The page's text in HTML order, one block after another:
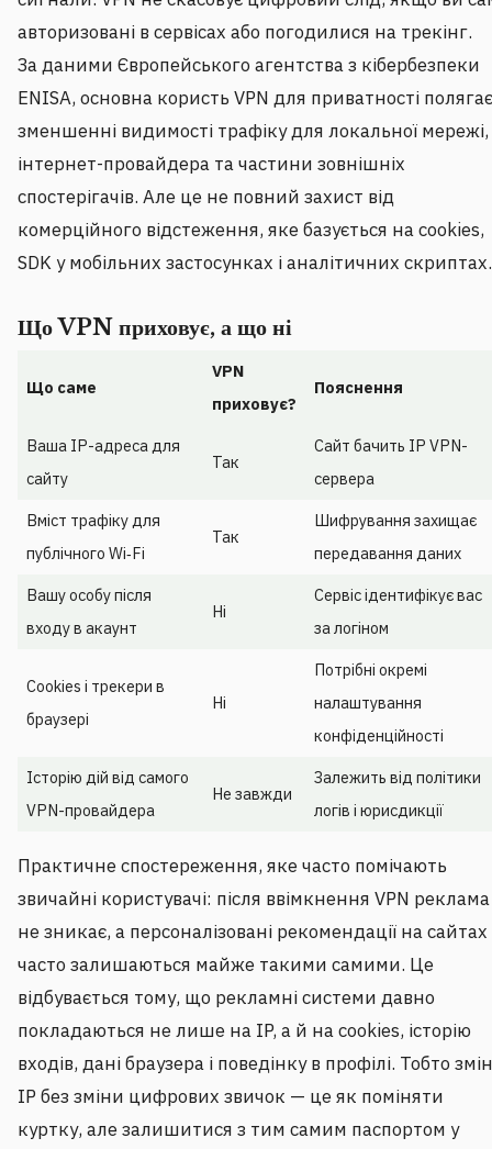
авторизовані в сервісах або погодилися на трекінг.
За даними Європейського агентства з кібербезпеки
ENISA, основна користь VPN для приватності
зменшенні видимості трафіку для локальної мережі,
інтернет-провайдера та частини зовнішніх
спостерігачів. Але це не повний захист від
комерційного відстеження, яке базується на cookies,
SDK у мобільних застосунках і аналітичних скриптах.
Що VPN приховує, а що ні
Що саме
VPN
приховує?
Пояснення
Ваша IP-адреса для
сайту
Так
Сайт бачить IP VPN-
сервера
Вміст трафіку для
публічного Wi‑Fi
Так
Шифрування захищає
передавання даних
Вашу особу після
входу в акаунт
Ні
Сервіс ідентифікує вас
за логіном
Cookies і трекери в
браузері
Ні
Потрібні окремі
налаштування
конфіденційності
Історію дій від самого
VPN-провайдера
Не завжди
Залежить від політики
логів і юрисдикції
Практичне спостереження, яке часто помічають
звичайні користувачі: після ввімкнення VPN реклама
не зникає, а персоналізовані рекомендації на сайтах
часто залишаються майже такими самими. Це
відбувається тому, що рекламні системи давно
покладаються не лише на IP, а й на cookies, історію
входів, дані браузера і поведінку в профілі. Тобто
IP без зміни цифрових звичок — це як поміняти
куртку, але залишитися з тим самим паспортом у